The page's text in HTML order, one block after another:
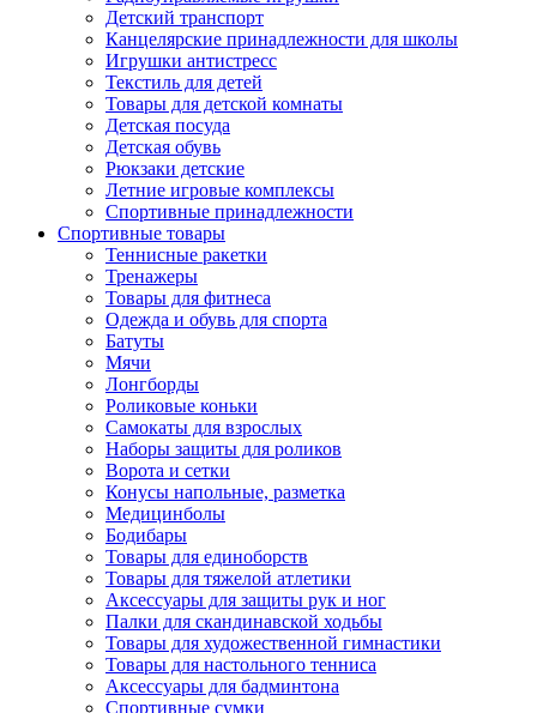
Детский транспорт
Канцелярские принадлежности для школы
Игрушки антистресс
Текстиль для детей
Товары для детской комнаты
Детская посуда
Детская обувь
Рюкзаки детские
Летние игровые комплексы
Спортивные принадлежности
Спортивные товары
Теннисные ракетки
Тренажеры
Товары для фитнеса
Одежда и обувь для спорта
Батуты
Мячи
Лонгборды
Роликовые коньки
Самокаты для взрослых
Наборы защиты для роликов
Ворота и сетки
Конусы напольные, разметка
Медицинболы
Бодибары
Товары для единоборств
Товары для тяжелой атлетики
Аксессуары для защиты рук и ног
Палки для скандинавской ходьбы
Товары для художественной гимнастики
Товары для настольного тенниса
Аксессуары для бадминтона
Спортивные сумки